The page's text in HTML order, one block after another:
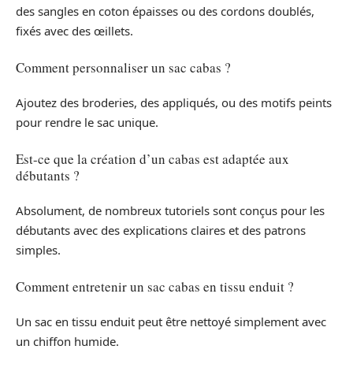
des sangles en coton épaisses ou des cordons doublés,
fixés avec des œillets.
Comment personnaliser un sac cabas ?
Ajoutez des broderies, des appliqués, ou des motifs peints
pour rendre le sac unique.
Est-ce que la création d’un cabas est adaptée aux
débutants ?
Absolument, de nombreux tutoriels sont conçus pour les
débutants avec des explications claires et des patrons
simples.
Comment entretenir un sac cabas en tissu enduit ?
Un sac en tissu enduit peut être nettoyé simplement avec
un chiffon humide.